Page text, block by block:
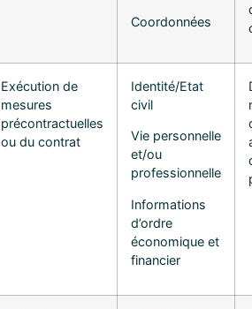
Coordonnées
Exécution de
mesures
précontractuelles
ou du contrat
Identité/Etat
civil
Vie personnelle
et/ou
professionnelle
Informations
d’ordre
économique et
financier